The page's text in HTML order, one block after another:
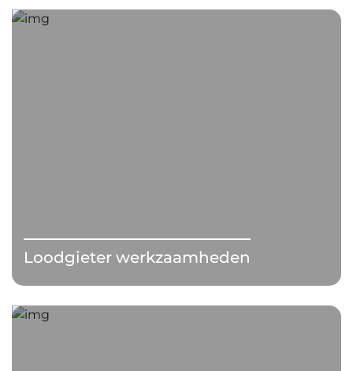
Loodgieter werkzaamheden